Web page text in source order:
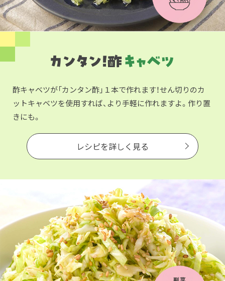
酢キャベツが「カンタン酢」１本で作れます！せん切りのカ
ットキャベツを使用すれば、より手軽に作れますよ。作り置
きにも。
レシピを詳しく見る